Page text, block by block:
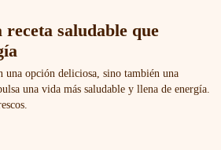
saludable que
una opción deliciosa, sino también una
una vida más saludable y llena de energía.